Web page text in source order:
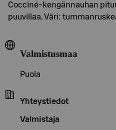
Cocciné-kengännauhan
puuvillaa. Väri:
Valmistusmaa
Puola
Yhteystiedot
Valmistaja